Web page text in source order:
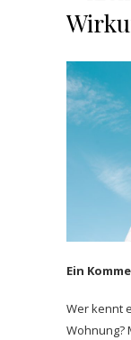
Ein
Wer kennt
Wohnung?